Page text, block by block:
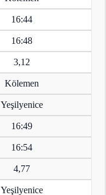
16:44
16:48
3,12
Kölemen
Yeşilyenice
16:49
16:54
4,77
Yeşilyenice